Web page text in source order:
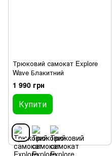
Трюковий самокат Explore
Wave Блакитний
1 990 грн
Купити